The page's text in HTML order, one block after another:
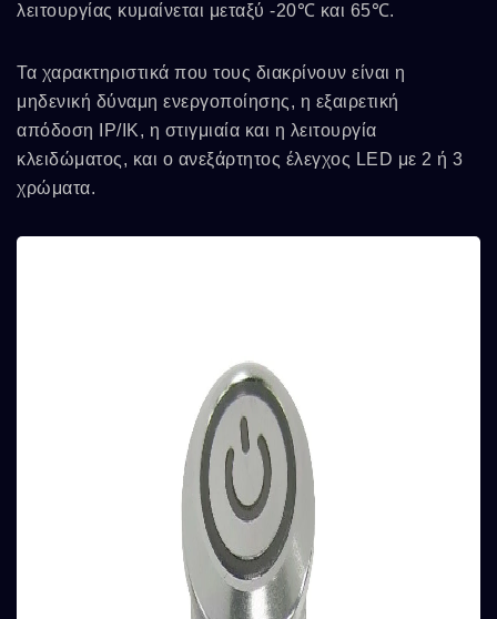
λειτουργίας κυμαίνεται μεταξύ -20℃ και 65℃.
Τα χαρακτηριστικά που τους διακρίνουν είναι η
μηδενική δύναμη ενεργοποίησης, η εξαιρετική
απόδοση IP/IK, η στιγμιαία και η λειτουργία
κλειδώματος, και ο ανεξάρτητος έλεγχος LED με 2 ή 3
χρώματα.